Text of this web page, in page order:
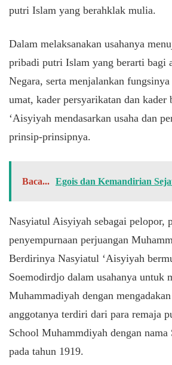
putri Islam yang berahklak mulia.
Dalam melaksanakan usahanya
pribadi putri Islam yang berarti bagi
Negara, serta menjalankan fungsinya
umat, kader persyarikatan dan kader
‘Aisyiyah mendasarkan usaha dan
prinsip-prinsipnya.
Baca... Egois dan Kemandirian
Nasyiatul Aisyiyah sebagai pelopor,
penyempurnaan perjuangan
Berdirinya Nasyiatul ‘Aisyiyah
Soemodirdjo dalam usahanya untuk
Muhammadiyah dengan
anggotanya terdiri dari para remaja
School Muhammdiyah dengan nama
pada tahun 1919.